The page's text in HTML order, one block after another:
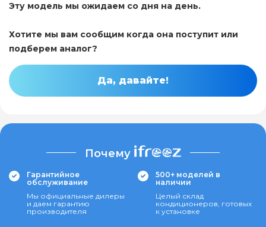
Эту модель мы ожидаем со дня на день.
Хотите мы вам сообщим когда она поступит или
подберем аналог?
Да, давайте!
Почему
Гарантийное
обслуживание
Мы официальные дилеры
и даем гарантию
производителя
500+ моделей в
наличии
Целый склад
кондиционеров, готовых
к установке